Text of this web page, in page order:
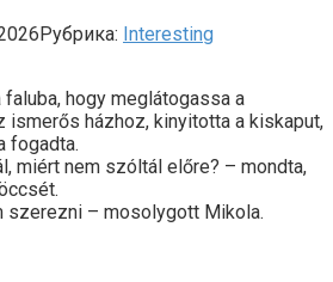
Рубрика: Interesting
hogy meglátogassa a
ismerős házhoz, kinyitotta a kiskaput,
fogadta.
miért nem szóltál előre? – mondta,
szerezni – mosolygott Mikola.